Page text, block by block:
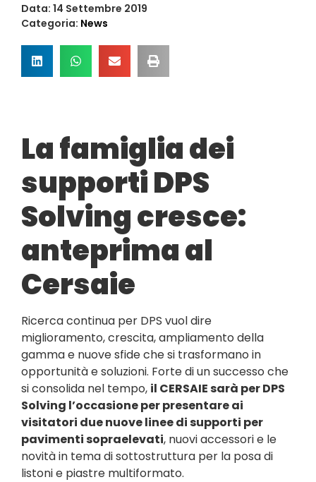
Data: 14 Settembre 2019
Categoria: News
La famiglia dei
supporti DPS
Solving cresce:
anteprima al
Cersaie
Ricerca continua per DPS vuol dire
miglioramento, crescita, ampliamento della
gamma e nuove sfide che si trasformano in
opportunità e soluzioni. Forte di un successo che
si consolida nel tempo, il CERSAIE sarà per DPS
Solving l’occasione per presentare ai
visitatori due nuove linee di supporti per
pavimenti sopraelevati, nuovi accessori e le
novità in tema di sottostruttura per la posa di
listoni e piastre multiformato.